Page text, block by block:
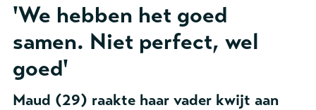
'We hebben het goed
samen. Niet perfect, wel
goed'
Maud (29) raakte haar vader kwijt aan